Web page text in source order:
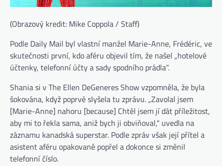
(Obrazový kredit: Mike Coppola / Staff)
Podle Daily Mail byl vlastní manžel Marie-Anne, Frédéric, ve
skutečnosti první, kdo aféru objevil tím, že našel „hotelové
účtenky, telefonní účty a sady spodního prádla“.
Shania si v The Ellen DeGeneres Show vzpomněla, že byla
šokována, když poprvé slyšela tu zprávu. „Zavolal jsem
[Marie-Anne] nahoru [because] Chtěl jsem jí dát příležitost,
aby mi to řekla sama, aniž bych ji obviňoval,“ uvedla na
záznamu kanadská superstar. Podle zpráv však její přítel a
asistent aféru opakovaně popřel a dokonce si změnil
telefonní číslo.